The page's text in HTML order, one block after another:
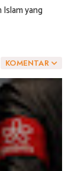
yang
KOMENTAR